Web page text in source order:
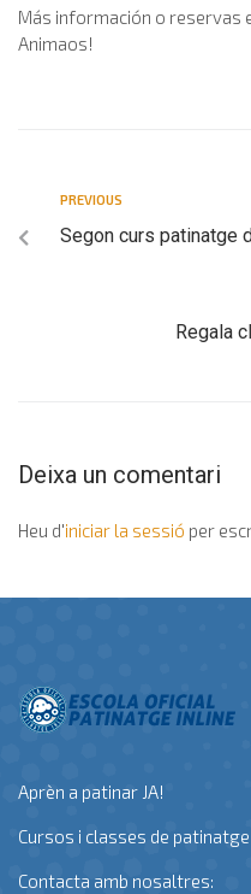
Más información o reservas
Animaos!
PREVIOUS
Segon curs patinatge
Regala
Deixa un comentari
Heu d'iniciar la sessió per
Aprèn a patinar JA!
Cursos i classes de
Contacta amb nosaltres: